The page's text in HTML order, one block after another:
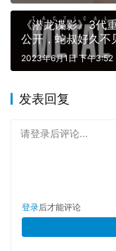
在他们的葬礼上，
的丧办队彻夜的吹
就备好的棺材送入
形式主义。紧缺的
穷人身上。病人们平
最讽刺的情节就是
《潜龙谍影》3代
公开，蛇叔好久不
2023年6月1日 下午3:52
发表回复
请登录后评论...
登录后才能评论